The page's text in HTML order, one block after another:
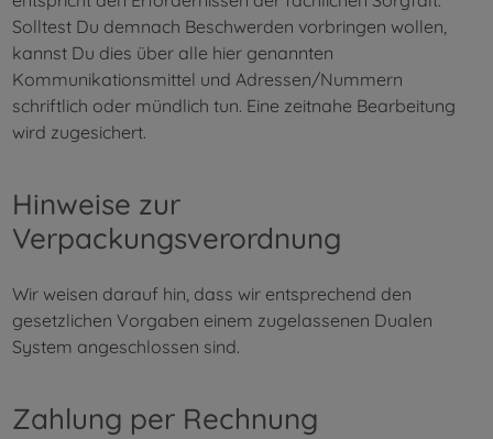
Solltest Du demnach Beschwerden vorbringen wollen,
kannst Du dies über alle hier genannten
Kommunikationsmittel und Adressen/Nummern
schriftlich oder mündlich tun. Eine zeitnahe Bearbeitung
wird zugesichert.
Hinweise zur
Verpackungsverordnung
Wir weisen darauf hin, dass wir entsprechend den
gesetzlichen Vorgaben einem zugelassenen Dualen
System angeschlossen sind.
Zahlung per Rechnung